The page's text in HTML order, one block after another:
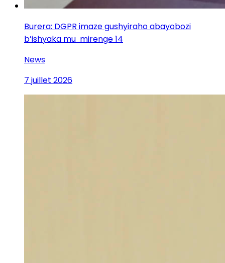
Burera: DGPR imaze gushyiraho abayobozi
b’ishyaka mu mirenge 14
News
7 juillet 2026